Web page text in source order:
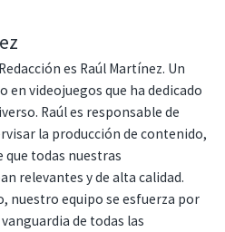
es Raúl Martínez. Un
en videojuegos que ha dedicado
Raúl es responsable de
la producción de contenido,
que todas nuestras
relevantes y de alta calidad.
nuestro equipo se esfuerza por
de todas las